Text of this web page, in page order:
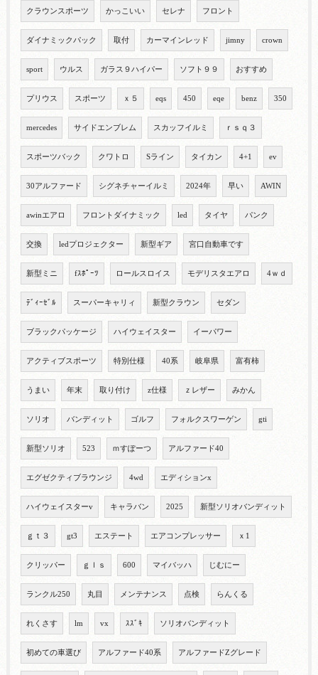
クラウンスポーツ かっこいい セレナ フロント
ダイナミックパック 取付 カーマインレッド jimny crown
sport ウルス ガラス９ハイパー ソフト９９ おすすめ
プリウス スポーツ ｘ５ eqs 450 eqe benz 350
mercedes サイドエンブレム スカッフイルミ ｒｓｑ３
スポーツバック クワトロ Sライン タイカン 4+1 ev
30アルファード シグネチャーイルミ 2024年 早い AWIN
awinエアロ フロントダイナミック led タイヤ パンク
交換 ledプロジェクター 新型ギア 宮口自動車です
新型ミニ fｽﾎﾟｰﾂ ロールスロイス モデリスタエアロ 4ｗｄ
ﾃﾞｨｰｾﾞﾙ スーパーキャリィ 新型クラウン セダン
ブラックパッケージ ハイウェイスター イーパワー
アクティブスポーツ 特別仕様 40系 岐阜県 富有柿
うまい 年末 取り付け z仕様 ｚレザー みかん
ソリオ バンディット ゴルフ フォルクスワーゲン gti
新型ソリオ 523 ｍすぽーつ アルファード40
エグゼクティブラウンジ 4wd エディションx
ハイウェイスターv キャラバン 2025 新型ソリオバンディット
ｇｔ３ gt3 エステート エアコンプレッサー ｘ1
クリッパー ｇｌｓ 600 マイバッハ じむにー
ランクル250 丸目 メンテナンス 点検 らんくる
れくさす lm vx ｽｽﾞｷ ソリオバンディット
初めての車選び アルファード40系 アルファードZグレード